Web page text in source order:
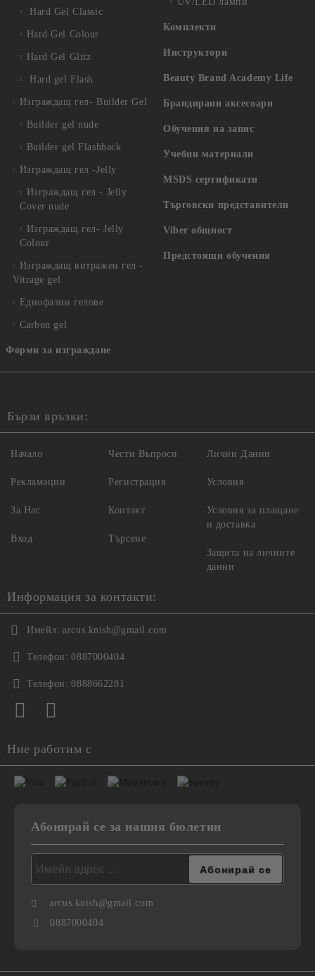
Hard Gel Classic
Hard Gel Colour
Hard Gel Glitz
Hard gel Flash
Изграждащ гел- Builder Gel
Builder gel nude
Builder gel Flashback
Изграждащ гел -Jelly
Изграждащ гел - Jelly
Cover nude
Изграждащ гел- Jelly
Colour
Изграждащ витражен гел -
Vitrage gel
Еднофазни гелове
Carbon gel
Форми за изграждане
Комплекти
Инструктори
Beauty Brand Academy Life
Брандирани аксесоари
Обучения на запис
Учебни материали
MSDS сертификати
Търговски представители
Viber общност
Предстоящи обучения
Бързи връзки:
Начало
Рекламации
За Нас
Вход
Чести Въпроси
Регистрация
Контакт
Търсене
Лични Данни
Условия
Условия за плащане
и доставка
Защита на личните
данни
Информация за контакти:
Имейл: arcus.knish@gmail.com
Телефон: 0887000404
Телефон: 0888662281
Ние работим с
Абонирай се за нашия бюлетин
arcus.knish@gmail.com
0887000404